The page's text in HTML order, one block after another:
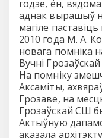
годзе, ён,
аднак вырашыў
магіле
2010 года М. А.
новага помніка
Вучні
На помніку
Аксаміты,
Грозаве, на
Грозаўскай СШ
Актыўную
аказала